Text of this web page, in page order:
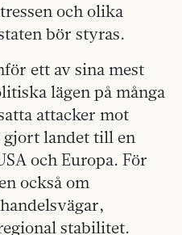
och olika
bör styras.
ett av sina mest
lägen på många
attacker mot
gjort landet till en
och Europa. För
också om
stabilitet.